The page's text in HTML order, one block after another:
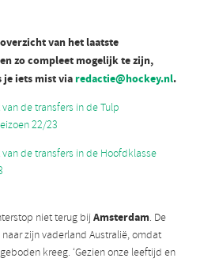
van het laatste
zo compleet mogelijk te zijn,
je iets mist viaredactie@hockey.nl.
de transfers in de Tulp
22/23
de transfers in de Hoofdklasse
niet terug bij Amsterdam. De
zijn vaderland Australië, omdat
kreeg. ‘Gezien onze leeftijd en